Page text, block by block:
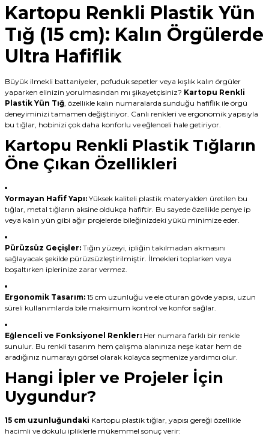
Kartopu Renkli Plastik Yün
Tığ (15 cm): Kalın Örgülerde
Ultra Hafiflik
Büyük ilmekli battaniyeler, pofuduk sepetler veya kışlık kalın örgüler
yaparken elinizin yorulmasından mı şikayetçisiniz? Kartopu Renkli
Plastik Yün Tığ, özellikle kalın numaralarda sunduğu hafiflik ile örgü
deneyiminizi tamamen değiştiriyor. Canlı renkleri ve ergonomik yapısıyla
bu tığlar, hobinizi çok daha konforlu ve eğlenceli hale getiriyor.
Kartopu Renkli Plastik Tığların
Öne Çıkan Özellikleri
Yormayan Hafif Yapı:Yüksek kaliteli plastik materyalden üretilen bu
tığlar, metal tığların aksine oldukça hafiftir. Bu sayede özellikle penye ip
veya kalın yün gibi ağır projelerde bileğinizdeki yükü minimize eder.
Pürüzsüz Geçişler:Tığın yüzeyi, ipliğin takılmadan akmasını
sağlayacak şekilde pürüzsüzleştirilmiştir. İlmekleri toplarken veya
boşaltırken iplerinize zarar vermez.
Ergonomik Tasarım:15 cm uzunluğu ve ele oturan gövde yapısı, uzun
süreli kullanımlarda bile maksimum kontrol ve konfor sağlar.
Eğlenceli ve Fonksiyonel Renkler:Her numara farklı bir renkle
sunulur. Bu renkli tasarım hem çalışma alanınıza neşe katar hem de
aradığınız numarayı görsel olarak kolayca seçmenize yardımcı olur.
Hangi İpler ve Projeler İçin
Uygundur?
15 cm uzunluğundaki Kartopu plastik tığlar, yapısı gereği özellikle
hacimli ve dokulu ipliklerle mükemmel sonuç verir: